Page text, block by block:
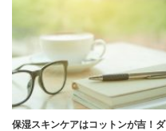
保湿スキンケアはコットンが吉！ダ